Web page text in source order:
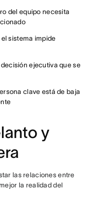
del equipo necesita
sistema impide
ejecutiva que se
clave está de baja
y
las relaciones entre
la realidad del